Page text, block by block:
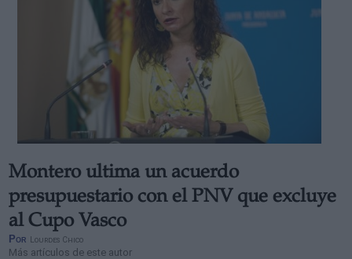
Montero ultima un acuerdo
presupuestario con el PNV que excluye
al Cupo Vasco
Por Lourdes Chico
Más artículos de este autor
Destinatarios:
Información adicional